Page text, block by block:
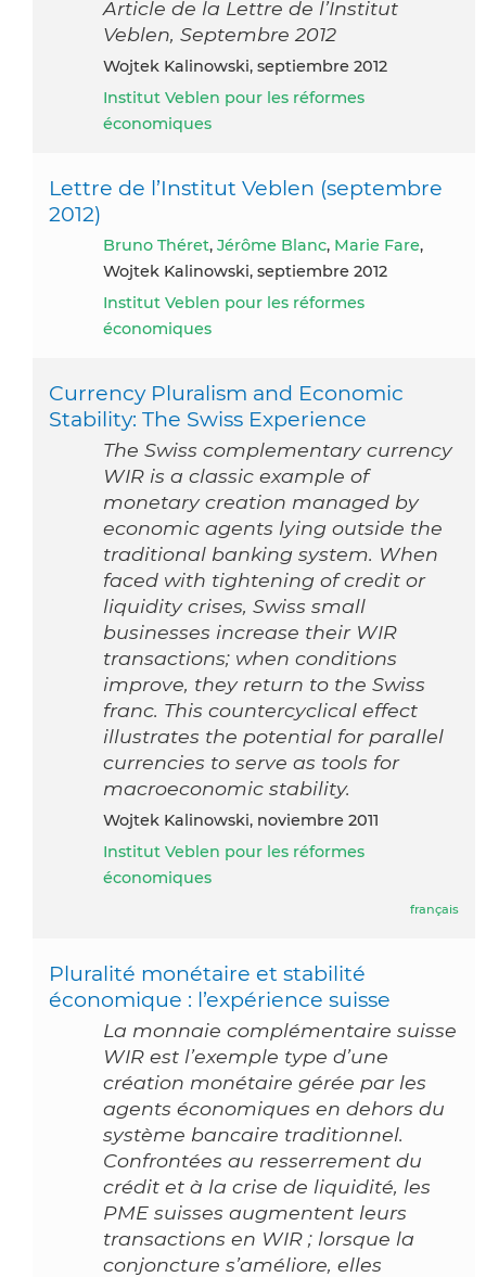
Article de la Lettre de l’Institut
Veblen, Septembre 2012
Wojtek Kalinowski, septiembre 2012
Institut Veblen pour les réformes
économiques
Lettre de l’Institut Veblen (septembre
2012)
Bruno Théret, Jérôme Blanc, Marie Fare,
Wojtek Kalinowski, septiembre 2012
Institut Veblen pour les réformes
économiques
Currency Pluralism and Economic
Stability: The Swiss Experience
The Swiss complementary currency
WIR is a classic example of
monetary creation managed by
economic agents lying outside the
traditional banking system. When
faced with tightening of credit or
liquidity crises, Swiss small
businesses increase their WIR
transactions; when conditions
improve, they return to the Swiss
franc. This countercyclical effect
illustrates the potential for parallel
currencies to serve as tools for
macroeconomic stability.
Wojtek Kalinowski, noviembre 2011
Institut Veblen pour les réformes
économiques
français
Pluralité monétaire et stabilité
économique : l’expérience suisse
La monnaie complémentaire suisse
WIR est l’exemple type d’une
création monétaire gérée par les
agents économiques en dehors du
système bancaire traditionnel.
Confrontées au resserrement du
crédit et à la crise de liquidité, les
PME suisses augmentent leurs
transactions en WIR ; lorsque la
conjoncture s’améliore, elles